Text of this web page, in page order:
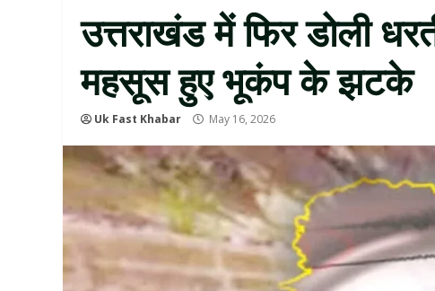
उत्तराखंड में फिर डोली
महसूस हुए भूकंप के झटके
Uk Fast Khabar May 16, 2026